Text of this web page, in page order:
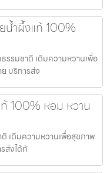
น้ำผึ้งแท้ 100%
รรมชาติ เติมความหวานเพื่อ
บริการส่ง
100% หอม หวาน
เติมความหวานเพื่อสุขภาพ
ส่งได้ทั